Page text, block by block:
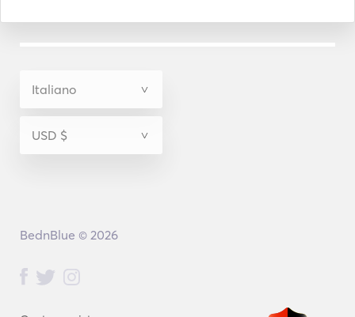
BednBlue © 2026